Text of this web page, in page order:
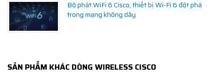
Bộ phát WiFi 6 Cisco, thiết bị Wi-Fi 6 đột phá
trong mạng không dây
SẢN PHẨM KHÁC DÒNG WIRELESS CISCO